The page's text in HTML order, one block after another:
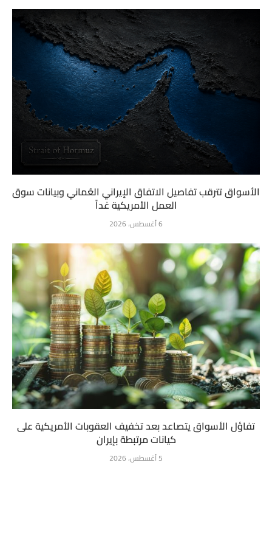
الأسواق تترقب تفاصيل الاتفاق الإيراني العُماني وبيانات سوق
العمل الأمريكية غداً
6 أغسطس، 2026
تفاؤل الأسواق يتصاعد بعد تخفيف العقوبات الأمريكية على
كيانات مرتبطة بإيران
5 أغسطس، 2026